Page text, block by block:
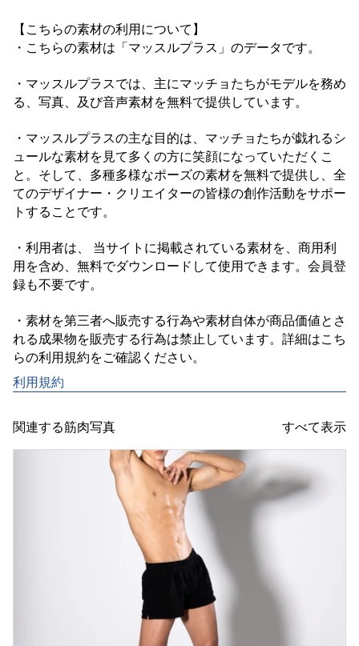
【こちらの素材の利用について】
・こちらの素材は「マッスルプラス」のデータです。
・マッスルプラスでは、主にマッチョたちがモデルを務め
る、写真、及び音声素材を無料で提供しています。
・マッスルプラスの主な目的は、マッチョたちが戯れるシ
ュールな素材を見て多くの方に笑顔になっていただくこ
と。そして、多種多様なポーズの素材を無料で提供し、全
てのデザイナー・クリエイターの皆様の創作活動をサポー
トすることです。
・利用者は、 当サイトに掲載されている素材を、商用利
用を含め、無料でダウンロードして使用できます。会員登
録も不要です。
・素材を第三者へ販売する行為や素材自体が商品価値とさ
れる成果物を販売する行為は禁止しています。詳細はこち
利用規約
関連する筋肉写真 すべて表示